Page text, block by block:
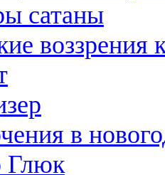
сатаны
воззрения
в
Глюк